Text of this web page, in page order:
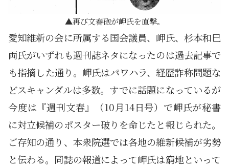
再び文春砲が岬氏を直撃。
愛知維新の会に所属する国会議員、岬氏、杉本和巳
両氏がいずれも週刊誌ネタになったのは過去記事で
も指摘した通り。岬氏はパワハラ、経歴詐称問題な
どスキャンダルは多数。すでに話題になっているが
今度は『週刊文春』（10月14日号）で岬氏が秘書
に対立候補のポスター破りを命じたと報じられた。
ご存知の通り、本衆院選では各地の維新候補が劣勢
と伝わる。同誌の報道によって岬氏は窮地といって